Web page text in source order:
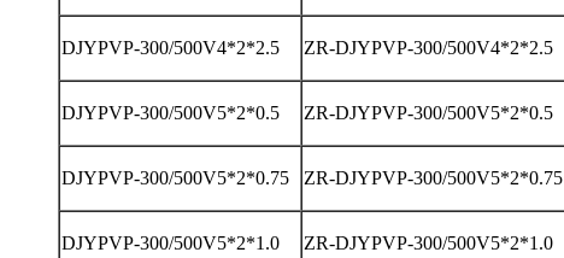
DJYPVP-300/500V4*2*2.5 ZR-DJYPVP-300/500V4*2*2.5
DJYPVP-300/500V5*2*0.5 ZR-DJYPVP-300/500V5*2*0.5
DJYPVP-300/500V5*2*0.75 ZR-DJYPVP-300/500V5*2*0.75
DJYPVP-300/500V5*2*1.0 ZR-DJYPVP-300/500V5*2*1.0